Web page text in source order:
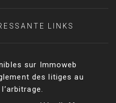
LINKS
sur Immoweb
des litiges au